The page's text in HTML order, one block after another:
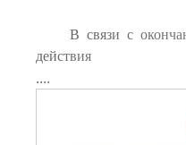
В связи с
действия
....